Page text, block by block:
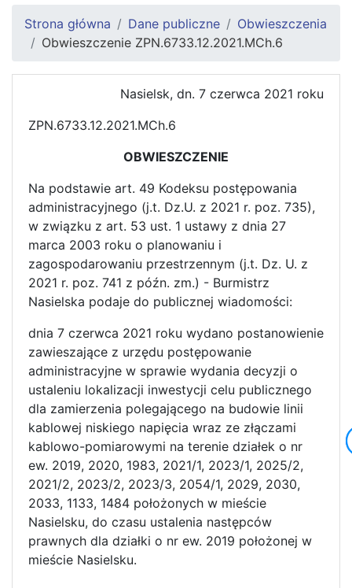
Strona główna Dane publiczne
Obwieszczenia
Obwieszczenie ZPN.6733.12.2021.MCh.6
Nasielsk, dn. 7 czerwca 2021 roku
ZPN.6733.12.2021.MCh.6
OBWIESZCZENIE
Na podstawie art. 49 Kodeksu postępowania
administracyjnego (j.t. Dz.U. z 2021 r. poz. 735),
w związku z art. 53 ust. 1 ustawy z dnia 27
marca 2003 roku o planowaniu i
zagospodarowaniu przestrzennym (j.t. Dz. U. z
2021 r. poz. 741 z późn. zm.) - Burmistrz
Nasielska podaje do publicznej wiadomości:
dnia 7 czerwca 2021 roku wydano postanowienie
zawieszające z urzędu postępowanie
administracyjne w sprawie wydania decyzji o
ustaleniu lokalizacji inwestycji celu publicznego
dla zamierzenia polegającego na budowie linii
kablowej niskiego napięcia wraz ze złączami
kablowo-pomiarowymi na terenie działek o nr
ew. 2019, 2020, 1983, 2021/1, 2023/1, 2025/2,
2021/2, 2023/2, 2023/3, 2054/1, 2029, 2030,
2033, 1133, 1484 położonych w mieście
Nasielsku, do czasu ustalenia następców
prawnych dla działki o nr ew. 2019 położonej w
mieście Nasielsku.